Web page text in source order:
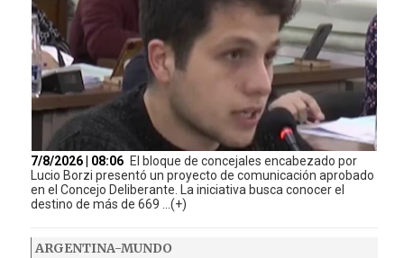
7/8/2026 | 08:06 El bloque de concejales encabezado por
Lucio Borzi presentó un proyecto de comunicación aprobado
en el Concejo Deliberante. La iniciativa busca conocer el
destino de más de 669 ...(+)
ARGENTINA-MUNDO